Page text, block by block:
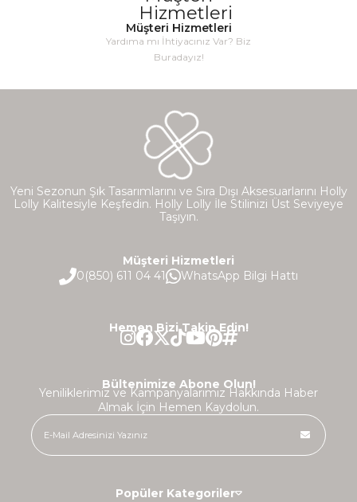
Müşteri Hizmetleri
Yardıma mı İhtiyacınız Var? Biz
Buradayız!
Yeni Sezonun Şık Tasarımlarını ve Sıra Dışı Aksesuarlarını Holly
Lolly Kalitesiyle Keşfedin. Holly Lolly İle Stilinizi Üst Seviyeye
Taşıyın.
Müşteri Hizmetleri
0(850) 611 04 41
WhatsApp Bilgi Hattı
Hemen Bizi Takip Edin!
Bültenimize Abone Olun!
Yeniliklerimiz ve Kampanyalarımız Hakkında Haber
Almak İçin Hemen Kaydolun.
Popüler Kategoriler